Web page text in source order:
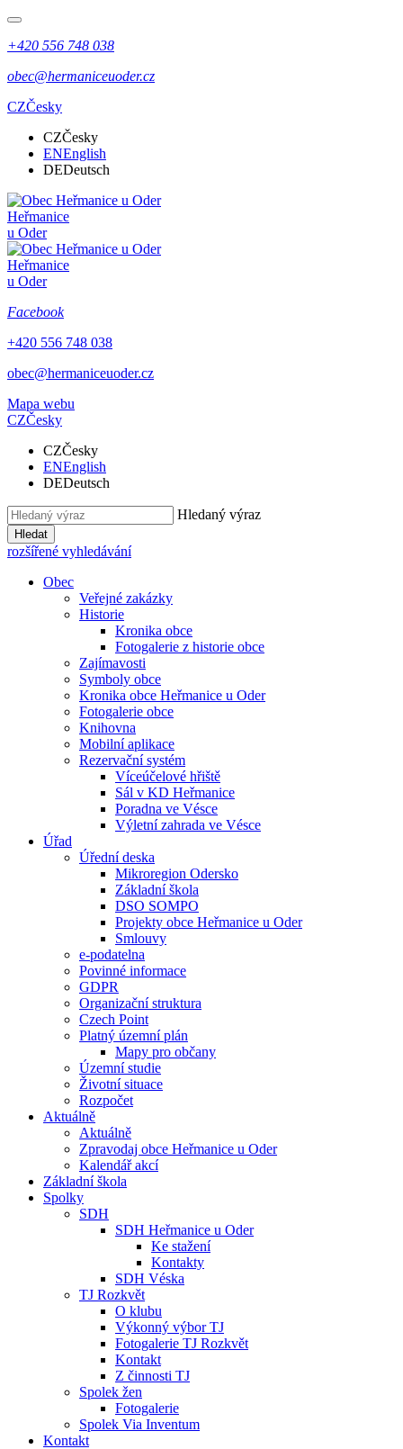
+420 556 748 038
obec@hermaniceuoder.cz
CZČesky
CZČesky
ENEnglish
DEDeutsch
Heřmanice
u Oder
Heřmanice
u Oder
Facebook
+420 556 748 038
obec@hermaniceuoder.cz
Mapa webu
CZČesky
CZČesky
ENEnglish
DEDeutsch
Hledaný výraz
Hledat
rozšířené vyhledávání
Obec
Veřejné zakázky
Historie
Kronika obce
Fotogalerie z historie obce
Zajímavosti
Symboly obce
Kronika obce Heřmanice u Oder
Fotogalerie obce
Knihovna
Mobilní aplikace
Rezervační systém
Víceúčelové hřiště
Sál v KD Heřmanice
Poradna ve Vésce
Výletní zahrada ve Vésce
Úřad
Úřední deska
Mikroregion Odersko
Základní škola
DSO SOMPO
Projekty obce Heřmanice u Oder
Smlouvy
e-podatelna
Povinné informace
GDPR
Organizační struktura
Czech Point
Platný územní plán
Mapy pro občany
Územní studie
Životní situace
Rozpočet
Aktuálně
Aktuálně
Zpravodaj obce Heřmanice u Oder
Kalendář akcí
Základní škola
Spolky
SDH
SDH Heřmanice u Oder
Ke stažení
Kontakty
SDH Véska
TJ Rozkvět
O klubu
Výkonný výbor TJ
Fotogalerie TJ Rozkvět
Kontakt
Z činnosti TJ
Spolek žen
Fotogalerie
Spolek Via Inventum
Kontakt